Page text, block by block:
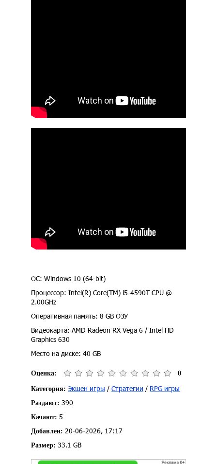
ОС: Windows 10 (64-bit)
Процессор: Intel(R) Core(TM) i5-4590T CPU @
2.00GHz
Оперативная память: 8 GB ОЗУ
Видеокарта: AMD Radeon RX Vega 6 / Intel HD
Graphics 630
Место на диске: 40 GB
Оценка: 0
Категория: Экшен игры / Стратегии / RPG игры
Раздают: 390
Качают: 5
Добавлен: 20-06-2026, 17:17
Размер: 33.1 GB